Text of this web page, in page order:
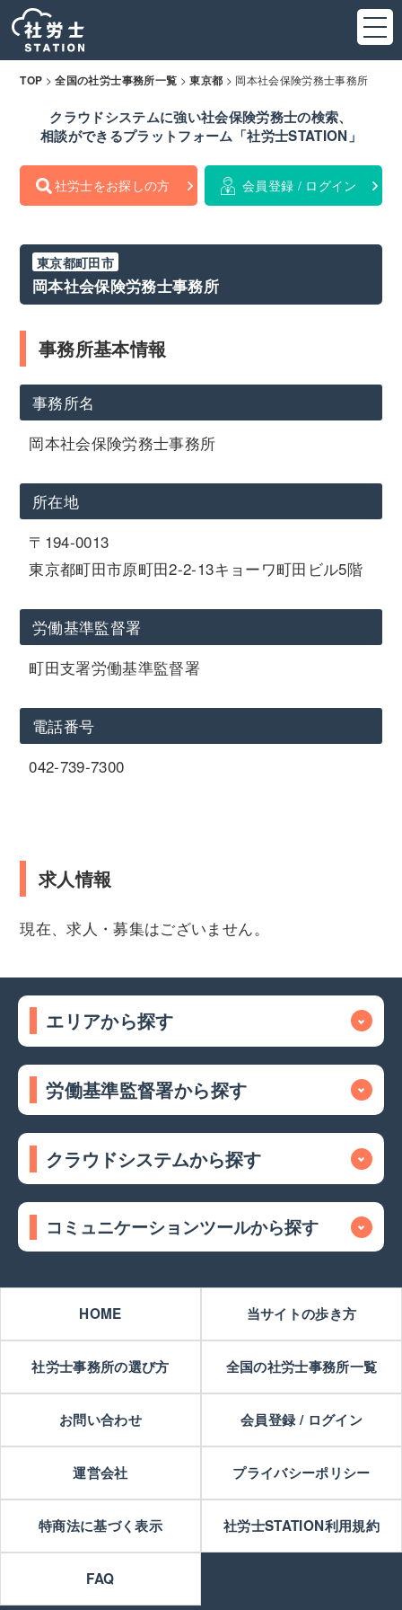
TOP >全国の社労士事務所一覧 >東京都 > 岡本社会保険労務士事務所
クラウドシステムに強い社会保険労務士の検索、
相談ができるプラットフォーム「社労士STATION」
社労士をお探しの方 会員登録 / ログイン
東京都町田市
岡本社会保険労務士事務所
事務所基本情報
事務所名
岡本社会保険労務士事務所
所在地
〒194-0013
東京都町田市原町田2-2-13キョーワ町田ビル5階
労働基準監督署
町田支署労働基準監督署
電話番号
042-739-7300
求人情報
現在、求人・募集はございません。
エリアから探す
労働基準監督署から探す
クラウドシステムから探す
コミュニケーションツールから探す
HOME 当サイトの歩き方
社労士事務所の選び方 全国の社労士事務所一覧
お問い合わせ 会員登録 / ログイン
運営会社 プライバシーポリシー
特商法に基づく表示 社労士STATION利用規約
FAQ